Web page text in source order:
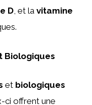
D, et la vitamine
Biologiques
et biologiques
ci offrent une